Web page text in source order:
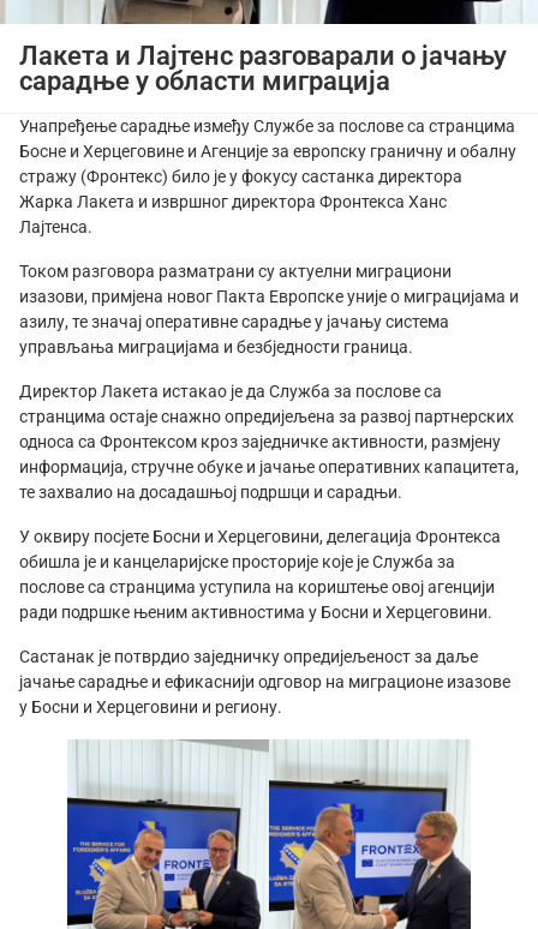
Лакета и Лајтенс разговарали о јачању
сарадње у области миграција
Унапређење сарадње између Службе за послове са странцима
Босне и Херцеговине и Агенције за европску граничну и обалну
стражу (Фронтекс) било је у фокусу састанка директора
Жарка Лакета и извршног директора Фронтекса Ханс
Лајтенса.
Током разговора разматрани су актуелни миграциони
изазови, примјена новог Пакта Европске уније о миграцијама и
азилу, те значај оперативне сарадње у јачању система
управљања миграцијама и безбједности граница.
Директор Лакета истакао је да Служба за послове са
странцима остаје снажно опредијељена за развој партнерских
односа са Фронтексом кроз заједничке активности, размјену
информација, стручне обуке и јачање оперативних капацитета,
те захвалио на досадашњој подршци и сарадњи.
У оквиру посјете Босни и Херцеговини, делегација Фронтекса
обишла је и канцеларијске просторије које је Служба за
послове са странцима уступила на кориштење овој агенцији
ради подршке њеним активностима у Босни и Херцеговини.
Састанак је потврдио заједничку опредијељеност за даље
јачање сарадње и ефикаснији одговор на миграционе изазове
у Босни и Херцеговини и региону.